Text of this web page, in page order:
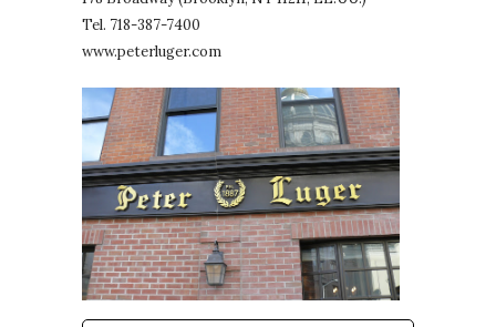
Tel. 718-387-7400
www.peterluger.com